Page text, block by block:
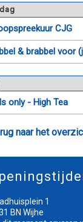
CJG
& brabbel voor
only - High Tea
naar het
1
BN Wijhe